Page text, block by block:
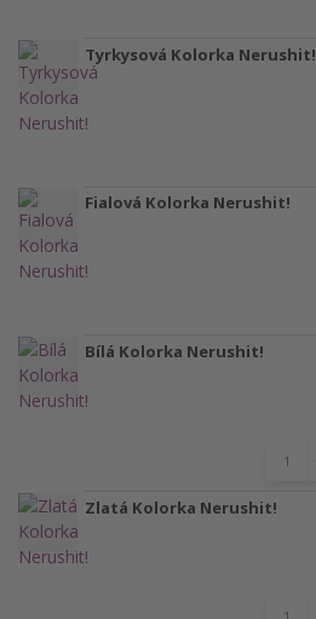
Tyrkysová Kolorka Nerushit!
Fialová Kolorka Nerushit!
Bílá Kolorka Nerushit!
Zlatá Kolorka Nerushit!